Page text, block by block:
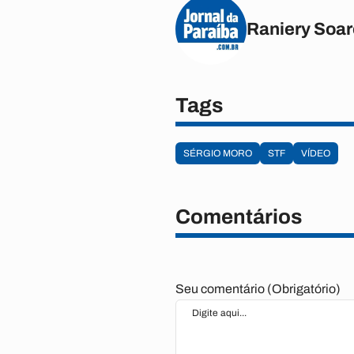
Raniery
Tags
SÉRGIO MORO STF VÍDEO
Comentários
Seu comentário (Obrigatório)